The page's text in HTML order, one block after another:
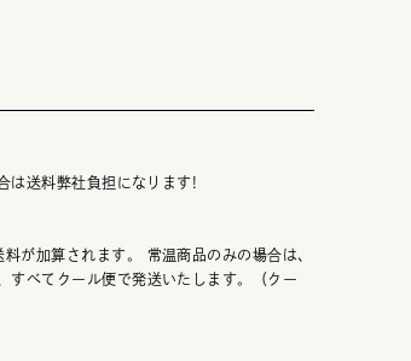
は送料弊社負担になります!
が加算されます。 常温商品のみの場合は、
すべてクール便で発送いたします。（クー